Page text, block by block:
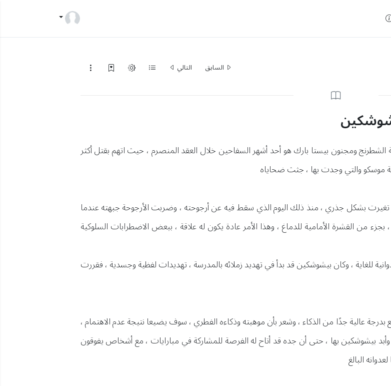
السابق التالي
الشطرنج ومجنون بيستا بارك هو أحد أشهر السفاحين خلال العقد المنصرم ، حيث اتهم بقتل أكثر
بشكل جذري ، منذ ذلك اليوم الذي سقط فيه عن أرجوحته ، وضربت الأرجوحة جبهته عندما
من القشرة الأمامية للدماغ ، وهذا الأمر عادة يكون له علاقة ، ببعض الاضطرابات السلوكية
، وكان بيشوشكين قد بدأ في تهديد زملائه بالمدرسة ، تهديدات لفظية وجسدية ، فقررت
عالية جدًا من الذكاء ، وشعر بأن موهبته وذكاءه الفطري ، سوف يضيعا نتيجة عدم الاهتمام ،
بيشوشكين بها ، حتى أن جده قد أتاح له الفرصة للمشاركة في مبارايات ، مع أشخاص يفوقون
البالغ